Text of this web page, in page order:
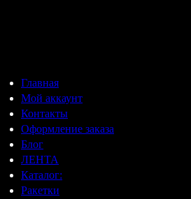
Главная
Мой аккаунт
Контакты
Оформление заказа
Блог
ЛЕНТА
Каталог:
Ракетки